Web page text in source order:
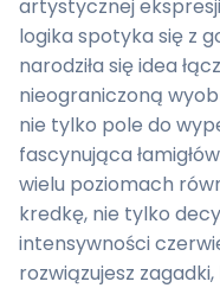
artystycznej
logika spotyka się z
narodziła się idea
nieograniczoną
nie tylko pole do
fascynująca
wielu poziomach
kredkę, nie tylko
intensywności
rozwiązujesz